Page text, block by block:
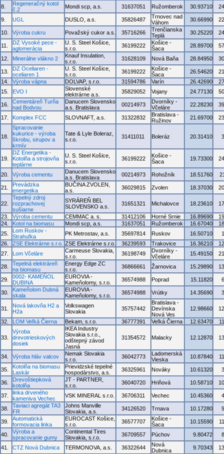
8.
Regeneračný kotol
č.2
Mondi scp, a.s. 31637051 Ružomberok 30.93710
9. UGL DUSLO, a.s. 35826487
Trnovec nad
Váhom
30.66990
10. Výroba cukru Považský cukor a.s. 35716266
Trenčianska
Teplá
30.25220
11.
DZ Vysoké pece -
aglomerácia
U. S. Steel Košice,
s.r.o.
36199222
Košice -
Šaca
28.89700
12. Minerálne vlákno 2
Knauf Insulation,
s.r.o.
31628109 Nová Baňa 28.84950
13.
DZ Oceliaren -
oceliaren 1
U. S. Steel Košice,
s.r.o.
36199222
Košice -
Šaca
26.54620
14.
Výroba vápna DOLVAP, s.r.o. 31594786 Varín 26.42690
15.
EVO I
Slovenské
elektrárne a.s.
35829052 Vojany 24.77130
16.
Cementáreň Turňa
nad Bodvou
Danucem Slovensko
a.s. Bratislava
00214973
Dvorníky -
Včeláre
22.28230
17. Komplex FCC SLOVNAFT, a.s. 31322832
Bratislava -
Ružinov
21.69700
18.
Spracovanie
kukurice - výroba
škrobu, sirupov a
krmív
Tate & Lyle Boleraz,
s.r.o.
31411011 Boleráz 20.31410
19.
DZ Energetika -
Kotolňa a strojovňa
teplárne
U. S. Steel Košice,
s.r.o.
36199222
Košice -
Šaca
19.73300
20. Výroba cementu
Danucem Slovensko
a.s. Bratislava
00214973 Rohožník 18.51760
21.
Prevádzka
energetika
BUČINA ZVOLEN,
a.s.
36029815 Zvolen 18.37030
22.
Tepelný zdroj
rozprachovej
sušiarne
SYRÁREŇ BEL
SLOVENSKO a.s.
31651321 Michalovce 18.23610
23. Výroba cementu CEMMAC a. s. 31412106 Horné Srnie 16.89690
24.
Kotol na biomasu Mondi scp, a.s. 31637051 Ružomberok 16.67040
25.
Lom Ruskov -
Strahuľka
PK Metrostav, a.s. 35697814 Ruskov 16.50710
26.
ZSE Elektrárne s.r.o. ZSE Elektrárne s.r.o. 36239593 Trakovice 16.36210
27.
Lom Včeláre
Carmeuse Slovakia,
s.r.o.
36198749
Dvorníky -
Včeláre
15.49150
28.
Tepelná elektráreň
na biomasu
Energy Edge ZC
s.r.o.
36866661 Žarnovica 15.29890
29.
0002- KAMEŇOL
DUBINA
EUROVIA -
Kameňolomy, s.r.o.
36574988 Poprad 15.11820
30.
Kameňolom Dubná
skala
EUROVIA -
Kameňolomy, s.r.o.
36574988 Vrútky 14.35690
31.
Nová lakovňa H2 a
H2a
Volkswagen
Slovakia
35757442
Bratislava -
Devínska
Nová Ves
12.98660
32. LOM Veľká Čierna Bekam, s.r.o. 36777391 Veľká Čierna 12.63470
33.
Výroba
drevotrieskových
dosiek
IKEA Industry
Slovakia s.r.o.,
odštepný závod
Jasná
31354572 Malacky 12.12870
34. Výroba hláv valcov
Nemak Slovakia
s.r.o.
36042773
Ladomerská
Vieska
10.87840
35.
Kotolňa na biomasu
Laskár
Prievidzské tepelné
hospodárstvo, a.s.
36325961 Nováky 10.61320
36.
Drevoštiepková
kotolňa
JT - PARTNER,
s.r.o.
36040720 Hriňová 10.58710
37.
linka drveného
kameniva Vechec
VSK MINERAL s.r.o. 36706311 Vechec 10.45360
38.
Taviaci agregát TA3
FR
Johns Manville
Slovakia, a.s.
34126520 Trnava 10.17280
39.
Automatická
formovacia linka
EUROCAST Košice,
s.r.o.
36577707
Košice -
Šaca
10.15590
40.
Výroba a
spracovanie gumy
Continental Tires
Slovakia, s.r.o.
36709557 Púchov 9.80472
41. CTZ Nová Dubnica TERMONOVA, a.s. 36322644
Nová
Dubnica
9.70343